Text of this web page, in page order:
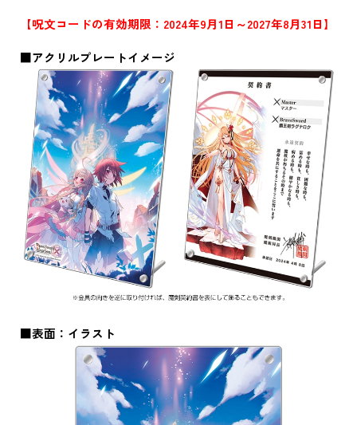
【呪文コードの有効期限：2024年9月1日～2027年8月31日】
■アクリルプレートイメージ
■表面：イラスト